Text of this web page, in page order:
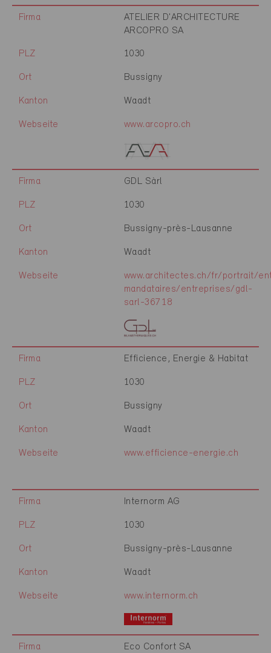
Firma
ATELIER D'ARCHITECTURE
ARCOPRO SA
PLZ 1030
Ort Bussigny
Kanton Waadt
Webseite www.arcopro.ch
Firma GDL Sàrl
PLZ 1030
Ort Bussigny-près-Lausanne
Kanton Waadt
Webseite
www.architectes.ch/fr/portrait/
mandataires/entreprises/gdl-
sarl-36718
Firma Efficience, Energie & Habitat
PLZ 1030
Ort Bussigny
Kanton Waadt
Webseite www.efficience-energie.ch
Firma Internorm AG
PLZ 1030
Ort Bussigny-près-Lausanne
Kanton Waadt
Webseite www.internorm.ch
Firma Eco Confort SA